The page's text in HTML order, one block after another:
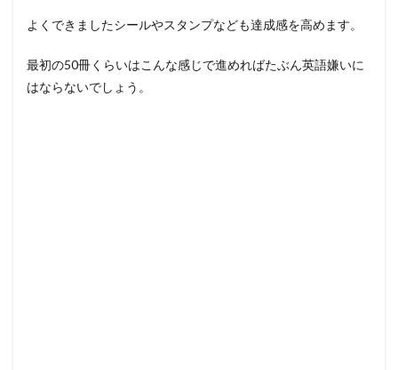
よくできましたシールやスタンプなども達成感を高めます。
最初の50冊くらいはこんな感じで進めればたぶん英語嫌いに
はならないでしょう。